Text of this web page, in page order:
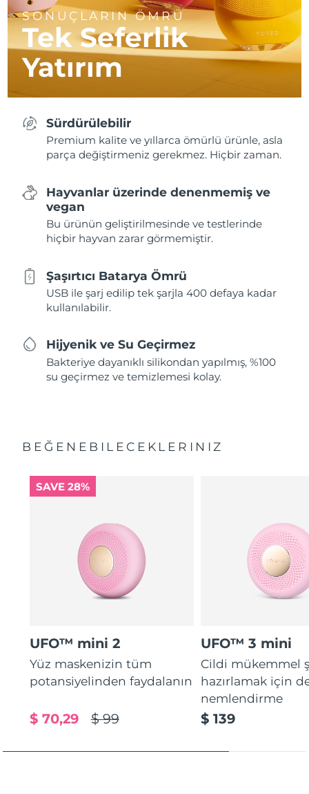
SONUÇLARIN ÖMRÜ
Tek Seferlik
Yatırım
Sürdürülebilir
Premium kalite ve yıllarca ömürlü ürünle, asla
parça değiştirmeniz gerekmez. Hiçbir zaman.
Hayvanlar üzerinde denenmemiş ve
vegan
Bu ürünün geliştirilmesinde ve testlerinde
hiçbir hayvan zarar görmemiştir.
Şaşırtıcı Batarya Ömrü
USB ile şarj edilip tek şarjla 400 defaya kadar
kullanılabilir.
Hijyenik ve Su Geçirmez
Bakteriye dayanıklı silikondan yapılmış, %100
su geçirmez ve temizlemesi kolay.
BEĞENEBILECEKLERINIZ
SAVE 28%
UFO™ mini 2
Yüz maskenizin tüm
potansiyelinden faydalanın
$ 99
$ 70,29
UFO™ 3 mini
Cildi mükemmel
hazırlamak için
nemlendirme
$ 139